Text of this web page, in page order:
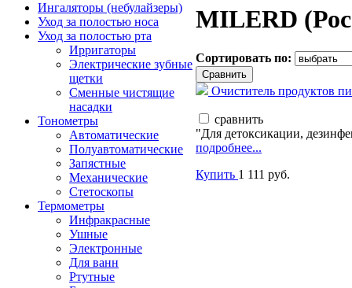
Ингаляторы (небулайзеры)
Уход за полостью носа
Уход за полостью рта
Ирригаторы
Электрические зубные
щетки
Сменные чистящие
насадки
Тонометры
Автоматические
Полуавтоматические
Запястные
Механические
Стетоскопы
Термометры
Инфракрасные
Ушные
Электронные
Для ванн
Ртутные
MILERD
Сортировать по:
Очиститель продуктов
сравнить
"Для детоксикации,
подробнее...
Купить 1 111 руб.